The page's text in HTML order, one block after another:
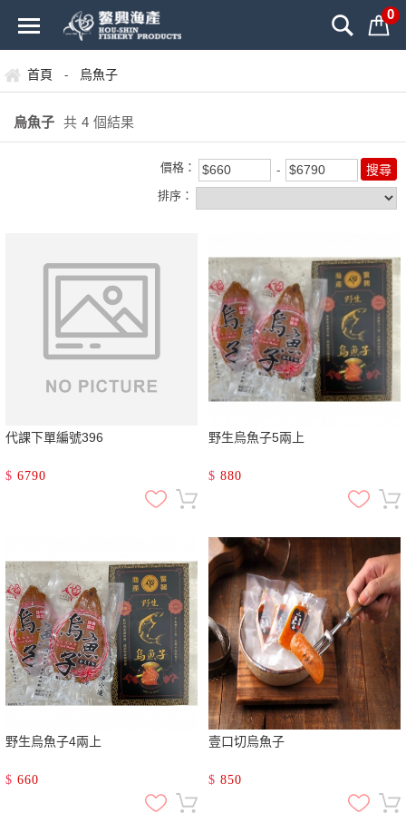
0
首頁 - 烏魚子
烏魚子 共 4 個結果
價格：
排序：
代課下單編號396
$ 6790
野生烏魚子5兩上
$ 880
野生烏魚子4兩上
$ 660
壹口切烏魚子
$ 850